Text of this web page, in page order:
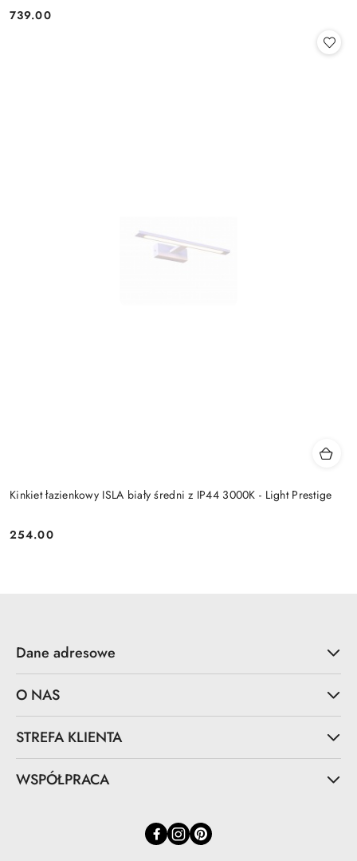
Cena:
739.00
Kinkiet łazienkowy ISLA biały średni z IP44 3000K - Light Prestige
Cena:
254.00
Dane adresowe
O NAS
STREFA KLIENTA
WSPÓŁPRACA